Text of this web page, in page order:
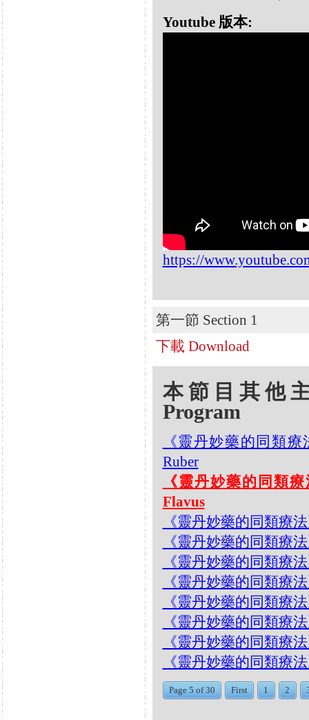
Youtube 版本:
https://
第一節 Section 1
下載 Download
本節目其他
Program
《靈丹妙藥的同類療
Ruber
《靈丹妙藥的同類
Flavus
《靈丹妙藥的同類療
《靈丹妙藥的同類療
《靈丹妙藥的同類療
《靈丹妙藥的同類療
《靈丹妙藥的同類療
《靈丹妙藥的同類療
《靈丹妙藥的同類療
《靈丹妙藥的同類療
Page 5 of 30 First 1 2